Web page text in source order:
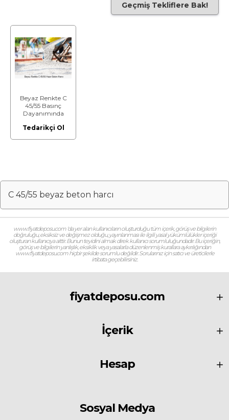
Geçmiş Tekliflere Bak!
Beyaz Renkte C
45/55 Basınç
Dayanımında
Tedarikçi Ol
C 45/55 beyaz beton harcı
www.fiyatdeposu.com ‘da yer alan kullanıcıların oluşturduğu tüm içerik, görüş ve bilgilerin
doğruluğu, eksiksiz ve değişmez olduğu, yayınlanması ile ilgili yasal yükümlülükler içeriği
oluşturan kullanıcıya aittir. Bunun teyidini almak direk kullanıcı sorumluluğundadır. Bu içeriğin,
görüş ve bilgilerin yanlışlık, eksiklik veya yasalarla düzenlenmiş kurallara aykırılığından
www.fiyatdeposu.com hiçbir şekilde sorumlu değildir. Sorularınız için satıcı ve üreticilerle
irtibata geçebilirsiniz.
fiyatdeposu.com
İçerik
Hesap
Sosyal Medya